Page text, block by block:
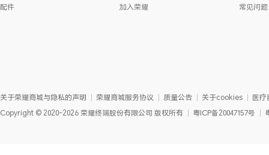
配件
加入荣耀
常见问题
关于荣耀商城与隐私的声明 荣耀商城服务协议 质量公告 关于cookies
医疗
Copyright © 2020-2026 荣耀终端股份有限公司 版权所有 粤ICP备20047157号